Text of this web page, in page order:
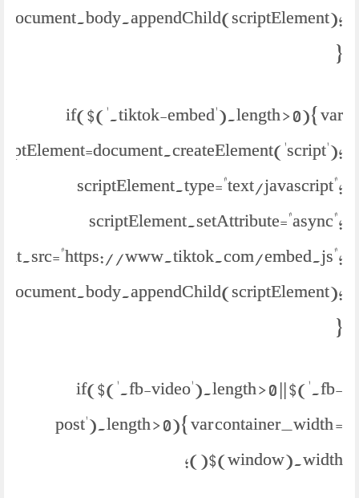
document.body.appendChild(scriptElement);
}
if($('.tiktok-embed').length > 0){ var
scriptElement.type="text/javascript";
scriptElement.setAttribute="async";
www.tiktok.com/embed.js";
document.body.appendChild(scriptElement);
}
if($('.fb-video').length > 0 || $('.fb-
post').length > 0){ var container_width =
$(window).width();